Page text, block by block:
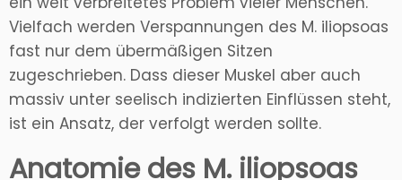
Vielfach werden Verspannungen des M. iliopsoas
fast nur dem übermäßigen Sitzen
zugeschrieben. Dass dieser Muskel aber auch
massiv unter seelisch indizierten Einflüssen steht,
ist ein Ansatz, der verfolgt werden sollte.
Anatomie des M. iliopsoas